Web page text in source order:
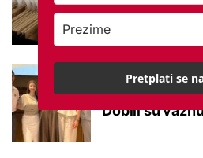
potvrđeno
Studenti
mladima kad
Dobili su
Pretplati se